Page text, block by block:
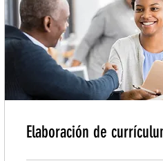
Elaboración de